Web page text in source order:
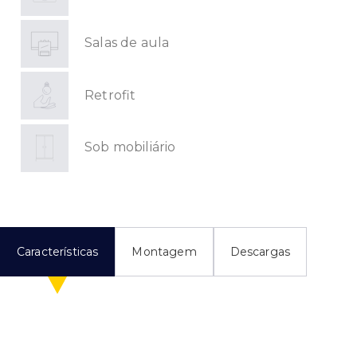
Salas de aula
Retrofit
Sob mobiliário
Características Montagem Descargas